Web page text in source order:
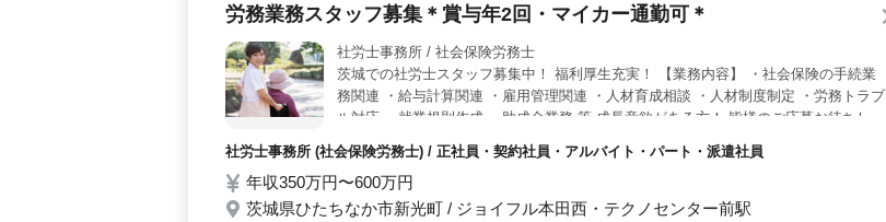
労務業務スタッフ募集＊賞与年2回・マイカー通勤可＊
社労士事務所 / 社会保険労務士
茨城での社労士スタッフ募集中！ 福利厚生充実！ 【業務内容】 ・社会保険の手続業
務関連 ・給与計算関連 ・雇用管理関連 ・人材育成相談 ・人材制度制定 ・労務トラブ
ル対応 ・就業規則作成 ・助成金業務 等 成長意欲がある方！ 皆様のご応募お待ちして
おります！
社労士事務所 (社会保険労務士) / 正社員・契約社員・アルバイト・パート・派遣社員
年収350万円〜600万円
茨城県ひたちなか市新光町 / ジョイフル本田西・テクノセンター前駅